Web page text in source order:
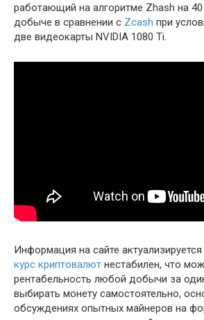
работающий на алгоритме Zhash на 40
добыче в сравнении с Zcash при
две видеокарты NVIDIA 1080 Ti.
Информация на сайте
курс криптовалют нестабилен, что
рентабельность любой добычи за
выбирать монету самостоятельно,
обсуждениях опытных майнеров на